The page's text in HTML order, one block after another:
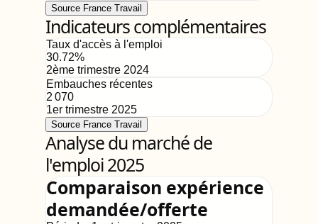
Source France Travail
Indicateurs complémentaires
Taux d'accès à l'emploi
30.72%
2ème trimestre 2024
Embauches récentes
2 070
1er trimestre 2025
Source France Travail
Analyse du marché de
l'emploi 2025
Comparaison expérience
demandée/offerte